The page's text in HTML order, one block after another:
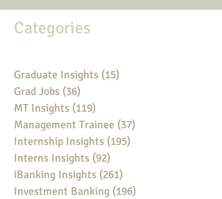
Categories
Graduate Insights (15)
Grad Jobs (36)
MT Insights (119)
Management Trainee (37)
Internship Insights (195)
Interns Insights (92)
iBanking Insights (261)
Investment Banking (196)